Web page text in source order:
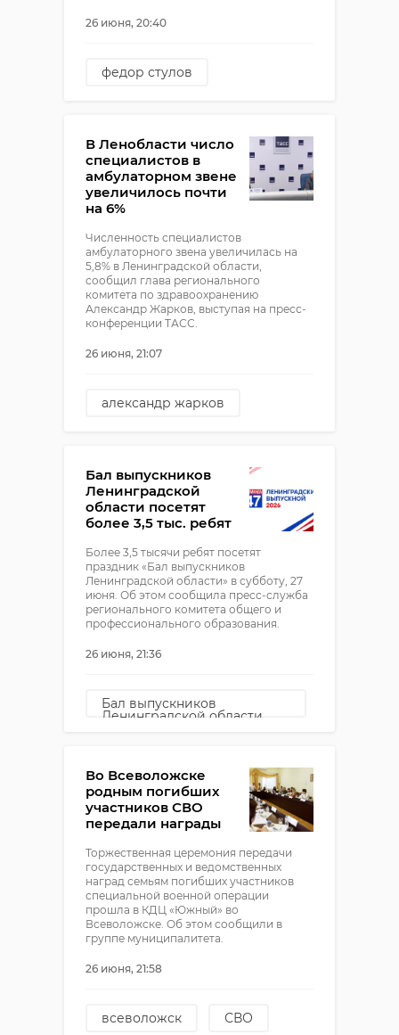
26 июня, 20:40
федор стулов
В Ленобласти число
специалистов в
амбулаторном звене
увеличилось почти
на 6%
Численность специалистов
амбулаторного звена увеличилась на
5,8% в Ленинградской области,
сообщил глава регионального
комитета по здравоохранению
Александр Жарков, выступая на пресс-
конференции ТАСС.
26 июня, 21:07
александр жарков
Бал выпускников
Ленинградской
области посетят
более 3,5 тыс. ребят
Более 3,5 тысячи ребят посетят
праздник «Бал выпускников
Ленинградской области» в субботу, 27
июня. Об этом сообщила пресс-служба
регионального комитета общего и
профессионального образования.
26 июня, 21:36
Бал выпускников
Ленинградской области
Во Всеволожске
родным погибших
участников СВО
передали награды
Торжественная церемония передачи
государственных и ведомственных
наград семьям погибших участников
специальной военной операции
прошла в КДЦ «Южный» во
Всеволожске. Об этом сообщили в
группе муниципалитета.
26 июня, 21:58
всеволожск СВО